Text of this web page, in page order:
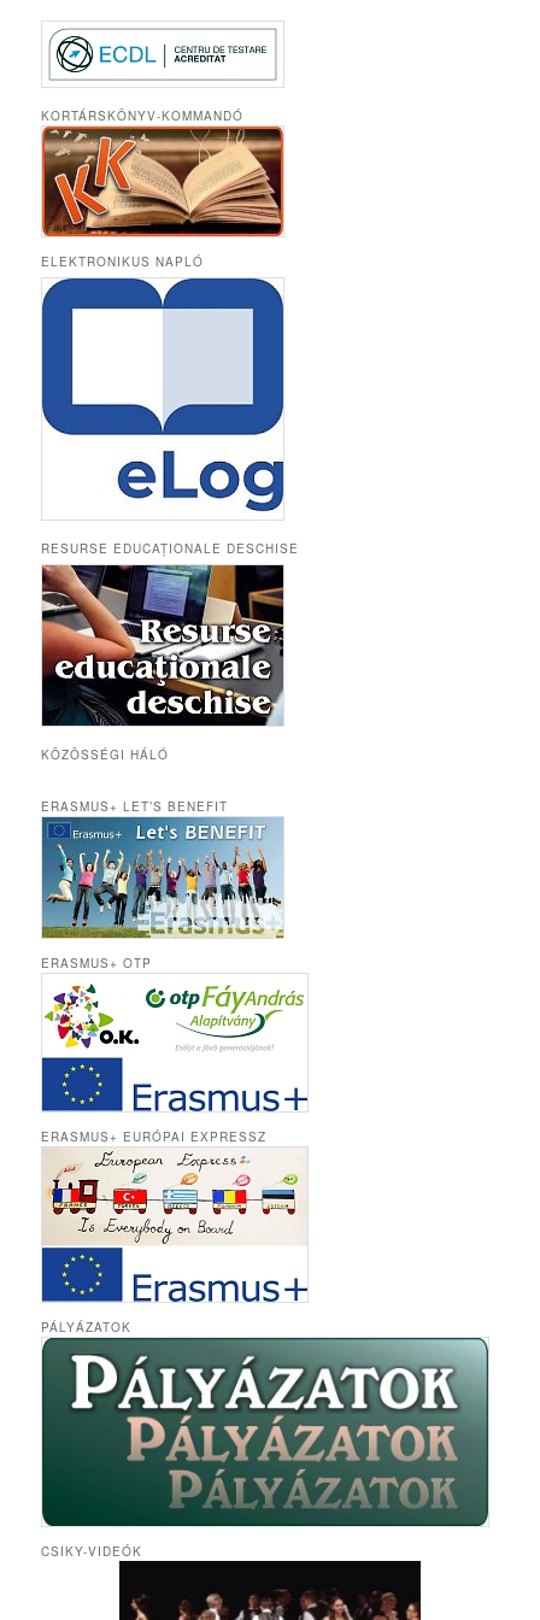
KORTÁRSKÖNYV-KOMMANDÓ
ELEKTRONIKUS NAPLÓ
RESURSE EDUCAȚIONALE DESCHISE
KÖZÖSSÉGI HÁLÓ
ERASMUS+ LET’S BENEFIT
ERASMUS+ OTP
ERASMUS+ EURÓPAI EXPRESSZ
PÁLYÁZATOK
CSIKY-VIDEÓK